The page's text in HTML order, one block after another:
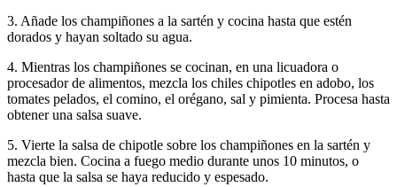
3. Añade los champiñones a la sartén y cocina hasta que estén
dorados y hayan soltado su agua.
4. Mientras los champiñones se cocinan, en una licuadora o
procesador de alimentos, mezcla los chiles chipotles en adobo, los
tomates pelados, el comino, el orégano, sal y pimienta. Procesa hasta
obtener una salsa suave.
5. Vierte la salsa de chipotle sobre los champiñones en la sartén y
mezcla bien. Cocina a fuego medio durante unos 10 minutos, o
hasta que la salsa se haya reducido y espesado.